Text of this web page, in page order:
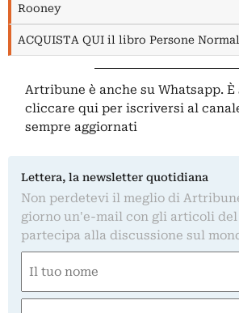
Rooney
ACQUISTA QUI il libro Persone
Artribune è anche su Whatsapp.
cliccare qui per iscriversi al
sempre aggiornati
Lettera, la newsletter quotidiana
Non perdetevi il meglio di
giorno un'e-mail con gli articoli del
partecipa alla discussione sul
(Required)
First